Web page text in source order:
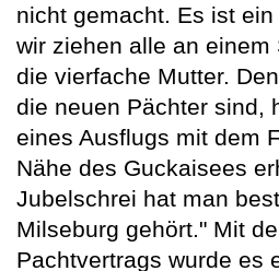
nicht gemacht. Es ist
wir ziehen alle an einem
die vierfache Mutter.
die neuen Pächter sind,
eines Ausflugs mit dem
Nähe des Guckaisees
Jubelschrei hat man
Milseburg gehört." Mit
Pachtvertrags wurde es